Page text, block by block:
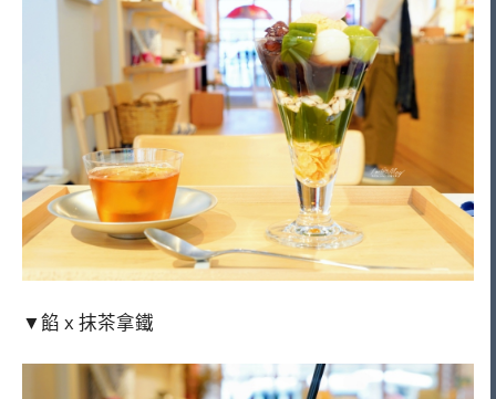
▼餡 x 抹茶拿鐵